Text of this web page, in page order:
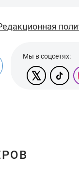
Мы в соцсетях: